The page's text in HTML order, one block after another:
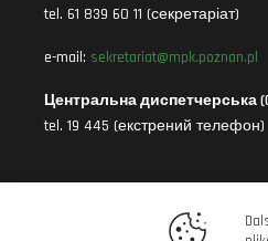
tel. 61 839 60 11 (секретаріат)
e-mail: sekretariat@mpk.poznan.pl
Центральна диспетчерська
tel. 19 445 (екстрений телефон)